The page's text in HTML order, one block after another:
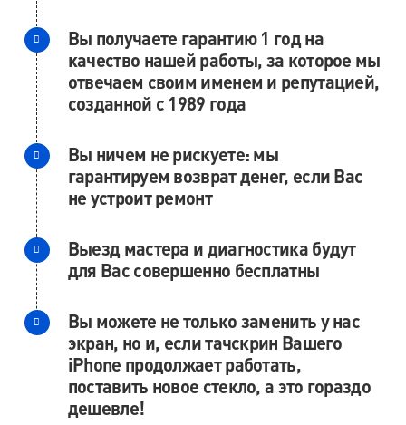
Вы получаете гарантию 1 год на
качество нашей работы, за которое мы
отвечаем своим именем и репутацией,
созданной с 1989 года
Вы ничем не рискуете: мы
гарантируем возврат денег, если Вас
не устроит ремонт
Выезд мастера и диагностика будут
для Вас совершенно бесплатны
Вы можете не только заменить у нас
экран, но и, если тачскрин Вашего
iPhone продолжает работать,
поставить новое стекло, а это гораздо
дешевле!